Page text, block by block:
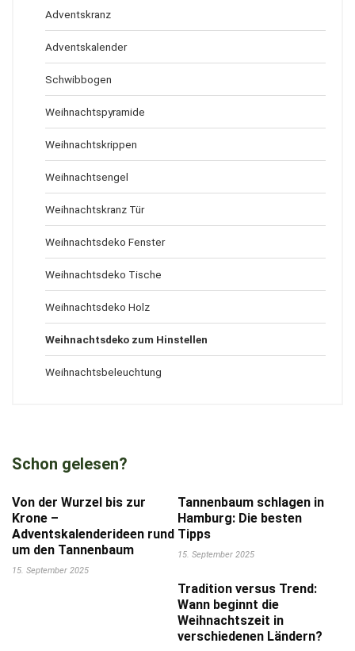
Adventskranz
Adventskalender
Schwibbogen
Weihnachtspyramide
Weihnachtskrippen
Weihnachtsengel
Weihnachtskranz Tür
Weihnachtsdeko Fenster
Weihnachtsdeko Tische
Weihnachtsdeko Holz
Weihnachtsdeko zum Hinstellen
Weihnachtsbeleuchtung
Schon gelesen?
Von der Wurzel bis zur
Krone –
Adventskalenderideen rund
um den Tannenbaum
15. September 2025
Tannenbaum schlagen in
Hamburg: Die besten
Tipps
15. September 2025
Tradition versus Trend:
Wann beginnt die
Weihnachtszeit in
verschiedenen Ländern?